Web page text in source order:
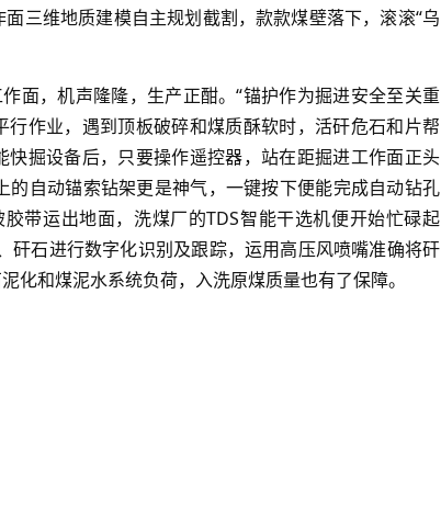
三维地质建模自主规划截割，款款煤壁落下，滚滚“乌
面，机声隆隆，生产正酣。“锚护作为掘进安全至关重
作业，遇到顶板破碎和煤质酥软时，活矸危石和片帮
掘设备后，只要操作遥控器，站在距掘进工作面正头
自动锚索钻架更是神气，一键按下便能完成自动钻孔
带运出地面，洗煤厂的TDS智能干选机便开始忙碌起
矸石进行数字化识别及跟踪，运用高压风喷嘴准确将矸
化和煤泥水系统负荷，入洗原煤质量也有了保障。